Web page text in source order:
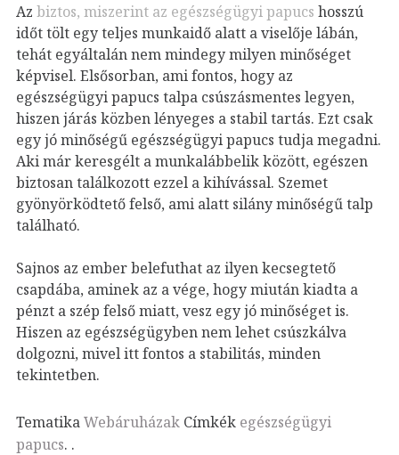
Az biztos, miszerint az egészségügyi papucs hosszú
időt tölt egy teljes munkaidő alatt a viselője lábán,
tehát egyáltalán nem mindegy milyen minőséget
képvisel. Elsősorban, ami fontos, hogy az
egészségügyi papucs talpa csúszásmentes legyen,
hiszen járás közben lényeges a stabil tartás. Ezt csak
egy jó minőségű egészségügyi papucs tudja megadni.
Aki már keresgélt a munkalábbelik között, egészen
biztosan találkozott ezzel a kihívással. Szemet
gyönyörködtető felső, ami alatt silány minőségű talp
található.
Sajnos az ember belefuthat az ilyen kecsegtető
csapdába, aminek az a vége, hogy miután kiadta a
pénzt a szép felső miatt, vesz egy jó minőséget is.
Hiszen az egészségügyben nem lehet csúszkálva
dolgozni, mivel itt fontos a stabilitás, minden
tekintetben.
TematikaWebáruházak Címkék egészségügyi
papucs. .